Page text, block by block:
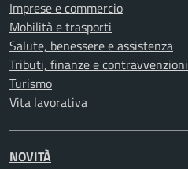
Imprese e commercio
Mobilità e trasporti
Salute, benessere e assistenza
Tributi, finanze e contravvenzioni
Turismo
Vita lavorativa
NOVITÀ